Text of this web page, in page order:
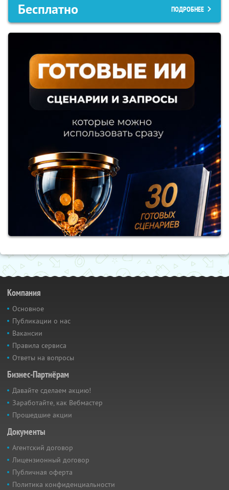
Бесплатно ПОДРОБНЕЕ
Компания
Основное
Публикации о нас
Вакансии
Правила сервиса
Ответы на вопросы
Бизнес-Партнёрам
Давайте сделаем акцию!
Заработайте, как Вебмастер
Прошедшие акции
Документы
Агентский договор
Лицензионный договор
Публичная оферта
Политика конфиденциальности